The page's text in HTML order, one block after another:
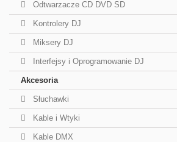
Odtwarzacze CD DVD SD
Kontrolery DJ
Miksery DJ
Interfejsy i Oprogramowanie DJ
Akcesoria
Słuchawki
Kable i Wtyki
Kable DMX